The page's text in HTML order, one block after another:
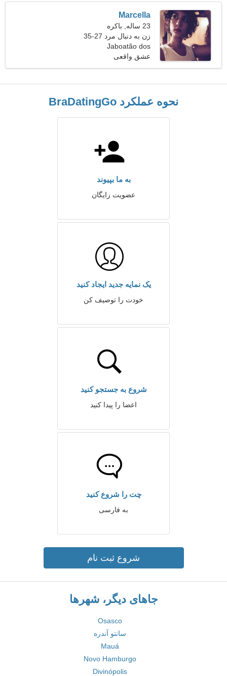
Marcella
23 ساله, باکره
زن به دنبال مرد 27-35
Jaboatão dos
Guararapes، برزیل
عشق واقعی
نحوه عملکرد BraDatingGo
به ما بپیوند
عضویت رایگان
یک نمایه جدید ایجاد کنید
خودت را توصیف کن
شروع به جستجو کنید
اعضا را پیدا کنید
چت را شروع کنید
به فارسی
شروع ثبت نام
جاهای دیگر، شهرها
Osasco
سانتو آندره
Mauá
Novo Hamburgo
Divinópolis